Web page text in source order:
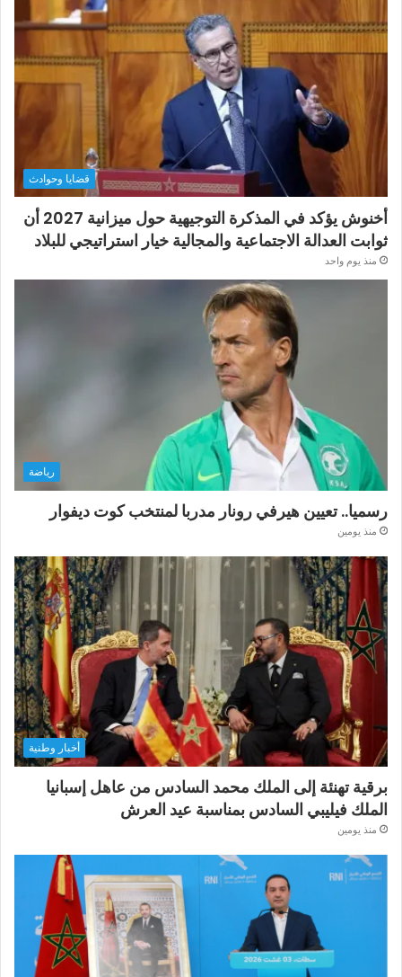
قضايا وحوادث
أخنوش يؤكد في المذكرة التوجيهية حول ميزانية 2027 أن
ثوابت العدالة الاجتماعية والمجالية خيار استراتيجي للبلاد
منذ يوم واحد
رياضة
رسميا.. تعيين هيرفي رونار مدربا لمنتخب كوت ديفوار
منذ يومين
أخبار وطنية
برقية تهنئة إلى الملك محمد السادس من عاهل إسبانيا
الملك فيليبي السادس بمناسبة عيد العرش
منذ يومين